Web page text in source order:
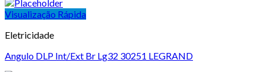
Visualização Rápida
Eletricidade
Angulo DLP Int/Ext Br Lg32 30251 LEGRAND